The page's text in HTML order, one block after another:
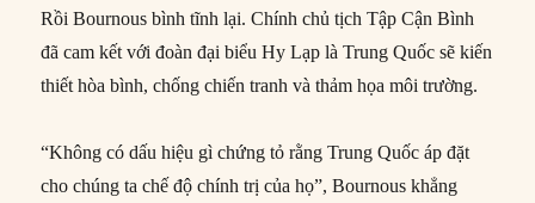
Rồi Bournous bình tĩnh lại. Chính chủ tịch Tập Cận Bình
đã cam kết với đoàn đại biểu Hy Lạp là Trung Quốc sẽ kiến
thiết hòa bình, chống chiến tranh và thảm họa môi trường.
“Không có dấu hiệu gì chứng tỏ rằng Trung Quốc áp đặt
cho chúng ta chế độ chính trị của họ”, Bournous khẳng